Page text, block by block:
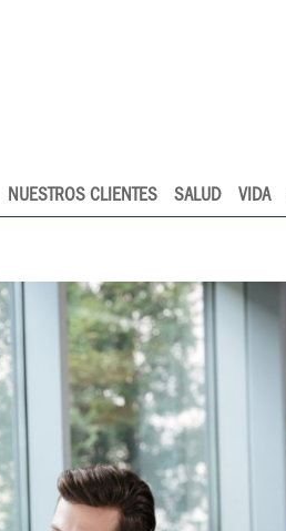
NUESTROS CLIENTES SALUD VIDA